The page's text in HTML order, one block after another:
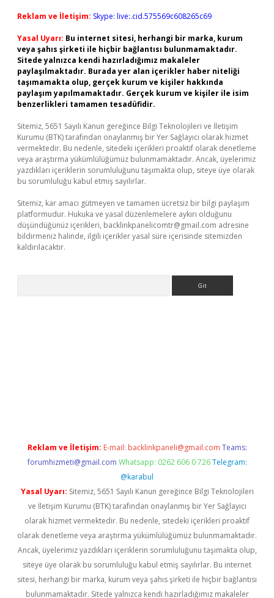
Reklam ve İletişim: Skype: live:.cid.575569c608265c69
Yasal Uyarı: Bu internet sitesi, herhangi bir marka, kurum
veya şahıs şirketi ile hiçbir bağlantısı bulunmamaktadır.
Sitede yalnızca kendi hazırladığımız makaleler
paylaşılmaktadır. Burada yer alan içerikler haber niteliği
taşımamakta olup, gerçek kurum ve kişiler hakkında
paylaşım yapılmamaktadır. Gerçek kurum ve kişiler ile isim
benzerlikleri tamamen tesadüfidir.
Sitemiz, 5651 Sayılı Kanun gereğince Bilgi Teknolojileri ve İletişim
Kurumu (BTK) tarafından onaylanmış bir Yer Sağlayıcı olarak hizmet
vermektedir. Bu nedenle, sitedeki içerikleri proaktif olarak denetleme
veya araştırma yükümlülüğümüz bulunmamaktadır. Ancak, üyelerimiz
yazdıkları içeriklerin sorumluluğunu taşımakta olup, siteye üye olarak
bu sorumluluğu kabul etmiş sayılırlar.
Sitemiz, kar amacı gütmeyen ve tamamen ücretsiz bir bilgi paylaşım
platformudur. Hukuka ve yasal düzenlemelere aykırı olduğunu
düşündüğünüz içerikleri, backlinkpanelicomtr@gmail.com adresine
bildirmeniz halinde, ilgili içerikler yasal süre içerisinde sitemizden
kaldırılacaktır.
Reklam ve İletişim: E-mail: backlinkpaneli@gmail.com Teams:
forumhizmeti@gmail.com Whatsapp: 0262 606 0 726 Telegram:
@karabul
Yasal Uyarı: Sitemiz, 5651 Sayılı Kanun gereğince Bilgi Teknolojileri
ve İletişim Kurumu (BTK) tarafından onaylanmış bir Yer Sağlayıcı
olarak hizmet vermektedir. Bu nedenle, sitedeki içerikleri proaktif
olarak denetleme veya araştırma yükümlülüğümüz bulunmamaktadır.
Ancak, üyelerimiz yazdıkları içeriklerin sorumluluğunu taşımakta olup,
siteye üye olarak bu sorumluluğu kabul etmiş sayılırlar. Bu internet
sitesi, herhangi bir marka, kurum veya şahıs şirketi ile hiçbir bağlantısı
bulunmamaktadır. Sitede yalnızca kendi hazırladığımız makaleler